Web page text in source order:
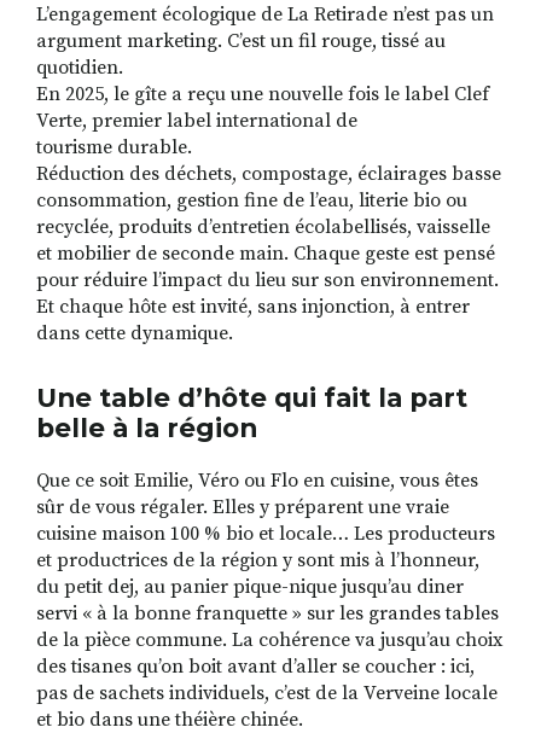
L’engagement écologique de La Retirade n’est pas un
argument marketing. C’est un fil rouge, tissé au
quotidien.
En 2025, le gîte a reçu une nouvelle fois le label Clef
Verte, premier label international de
tourisme durable.
Réduction des déchets, compostage, éclairages basse
consommation, gestion fine de l’eau, literie bio ou
recyclée, produits d’entretien écolabellisés, vaisselle
et mobilier de seconde main. Chaque geste est pensé
pour réduire l’impact du lieu sur son environnement.
Et chaque hôte est invité, sans injonction, à entrer
dans cette dynamique.
Une table d’hôte qui fait la part
belle à la région
Que ce soit Emilie, Véro ou Flo en cuisine, vous êtes
sûr de vous régaler. Elles y préparent une vraie
cuisine maison 100 % bio et locale… Les producteurs
et productrices de la région y sont mis à l’honneur,
du petit dej, au panier pique-nique jusqu’au diner
servi « à la bonne franquette » sur les grandes tables
de la pièce commune. La cohérence va jusqu’au choix
des tisanes qu’on boit avant d’aller se coucher : ici,
pas de sachets individuels, c’est de la Verveine locale
et bio dans une théière chinée.